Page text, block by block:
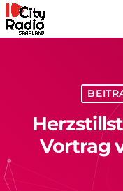
Vortrag